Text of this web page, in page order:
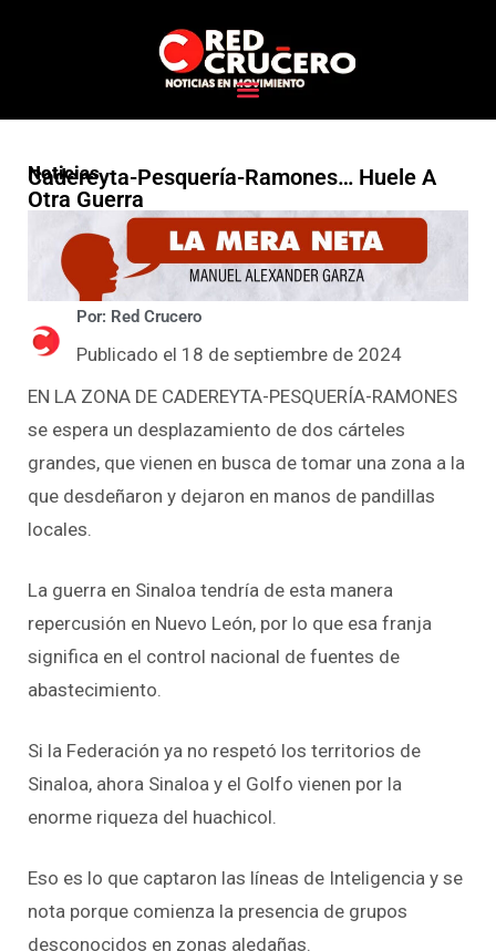
Noticias
Cadereyta-Pesquería-Ramones… Huele A
Otra Guerra
Por: Red Crucero
Publicado el 18 de septiembre de 2024
EN LA ZONA DE CADEREYTA-PESQUERÍA-RAMONES
se espera un desplazamiento de dos cárteles
grandes, que vienen en busca de tomar una zona a la
que desdeñaron y dejaron en manos de pandillas
locales.
La guerra en Sinaloa tendría de esta manera
repercusión en Nuevo León, por lo que esa franja
significa en el control nacional de fuentes de
abastecimiento.
Si la Federación ya no respetó los territorios de
Sinaloa, ahora Sinaloa y el Golfo vienen por la
enorme riqueza del huachicol.
Eso es lo que captaron las líneas de Inteligencia y se
nota porque comienza la presencia de grupos
desconocidos en zonas aledañas.